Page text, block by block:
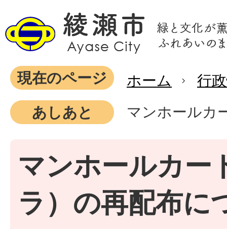
現在のページ ホーム
行
あしあと
マンホールカ
マンホールカー
ラ）の再配布に